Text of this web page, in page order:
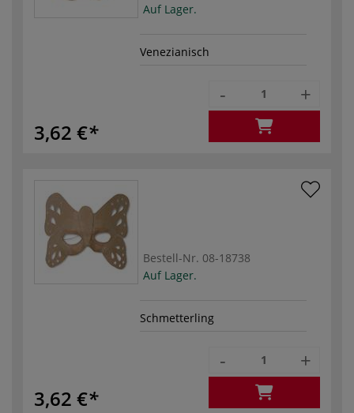
Auf Lager.
Venezianisch
3,62 €
- +
Bestell-Nr. 08-18738
Auf Lager.
Schmetterling
3,62 €
- +